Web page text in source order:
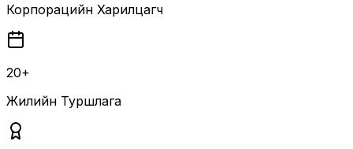
Корпорацийн Харилцагч
20+
Жилийн Туршлага